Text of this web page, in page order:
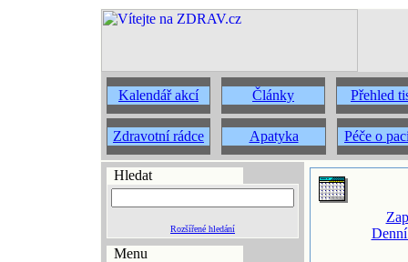
Kalendář akcí Články Přehled
Zdravotní rádce Apatyka Péče o
Hledat
Rozšířené hledání
Menu